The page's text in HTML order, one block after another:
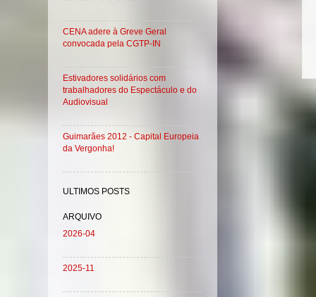
CENA adere à Greve Geral
convocada pela CGTP-IN
Estivadores solidários com
trabalhadores do Espectáculo e do
Audiovisual
Guimarães 2012 - Capital Europeia
da Vergonha!
ULTIMOS POSTS
ARQUIVO
2026-04
2025-11